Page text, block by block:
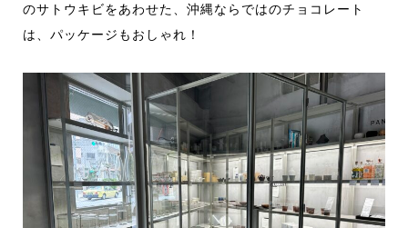
のサトウキビをあわせた、沖縄ならではのチョコレート
は、パッケージもおしゃれ！